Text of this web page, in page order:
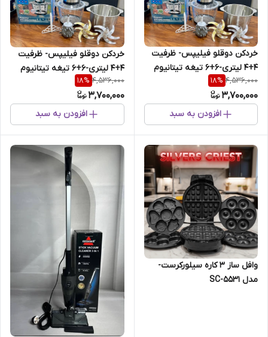
خردکن دوقلو فیلیپس- ظرفیت
4+4 لیتری-6+6 تیغه تیتانیوم
طلایی همراه با سیر پوست کن و
4,536,000
18%
3,700,000
افزودن به سبد
خردکن دوقلو فیلیپس- ظرفیت
4+4 لیتری-6+6 تیغه تیتانیوم
طلایی همراه با سیر پوست کن و
4,536,000
18%
3,700,000
افزودن به سبد
وافل ساز 3 کاره سیلورکرست-
مدل SC-5531